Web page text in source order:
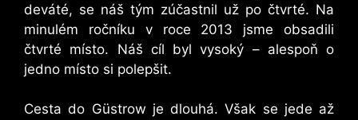
deváté, se náš tým zúčastnil už po čtvrté. Na
minulém ročníku v roce 2013 jsme obsadili
čtvrté místo. Náš cíl byl vysoký – alespoň o
jedno místo si polepšit.
Cesta do Güstrow je dlouhá. Však se jede až